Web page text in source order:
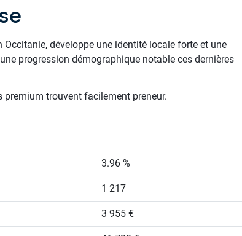
développe une identité locale forte et une
progression démographique notable ces dernières
trouvent facilement preneur.
3.96 %
1 217
3 955 €